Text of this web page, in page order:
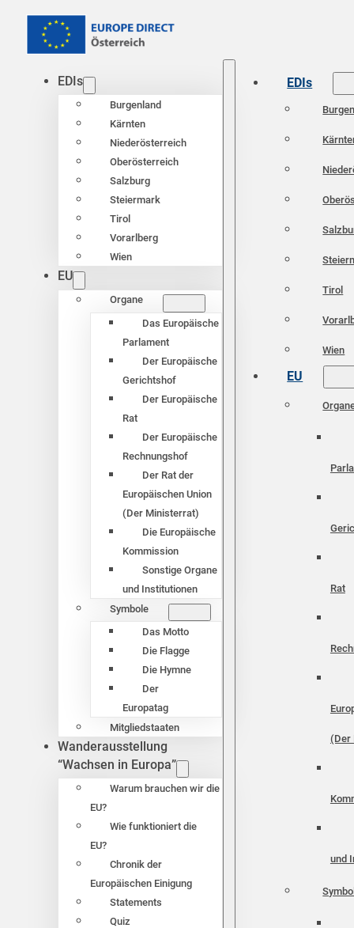
EDIs
Burgenland
Kärnten
Niederösterreich
Oberösterreich
Salzburg
Steiermark
Tirol
Vorarlberg
Wien
EU
Organe
Das Europäische
Parlament
Der Europäische
Gerichtshof
Der Europäische
Rat
Der Europäische
Rechnungshof
Der Rat der
Europäischen Union
(Der Ministerrat)
Die Europäische
Kommission
Sonstige Organe
und Institutionen
Symbole
Das Motto
Die Flagge
Die Hymne
Der
Europatag
Mitgliedstaaten
Wanderausstellung
“Wachsen in Europa”
Warum brauchen wir die
EU?
Wie funktioniert die
EU?
Chronik der
Europäischen Einigung
Statements
Quiz
EDIs
Tirol
Wien
EU
Rat
(Der
und